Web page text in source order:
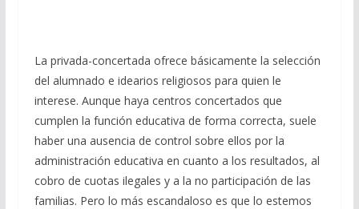
La privada-concertada ofrece básicamente la selección
del alumnado e idearios religiosos para quien le
interese. Aunque haya centros concertados que
cumplen la función educativa de forma correcta, suele
haber una ausencia de control sobre ellos por la
administración educativa en cuanto a los resultados, al
cobro de cuotas ilegales y a la no participación de las
familias. Pero lo más escandaloso es que lo estemos